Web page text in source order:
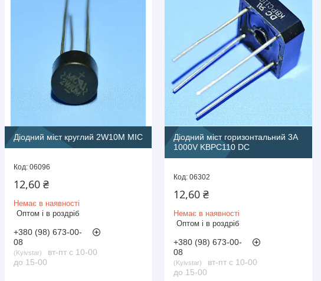
Діодний міст круглий 2W10M MIC
06096
12,60 ₴
Немає в наявності
Оптом і в роздріб
+380 (98) 673-00-
08
Kyivstar
вт-пт с 10-00
до 15-00
Діодний міст горизонтальний 3A
1000V KBPC110 DC
06302
12,60 ₴
Немає в наявності
Оптом і в роздріб
+380 (98) 673-00-
08
Kyivstar
вт-пт с 10-00
до 15-00